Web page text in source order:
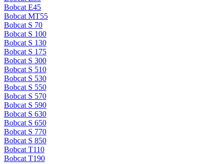
Bobcat E45
Bobcat MT55
Bobcat S 70
Bobcat S 100
Bobcat S 130
Bobcat S 175
Bobcat S 300
Bobcat S 510
Bobcat S 530
Bobcat S 550
Bobcat S 570
Bobcat S 590
Bobcat S 630
Bobcat S 650
Bobcat S 770
Bobcat S 850
Bobcat T110
Bobcat T190